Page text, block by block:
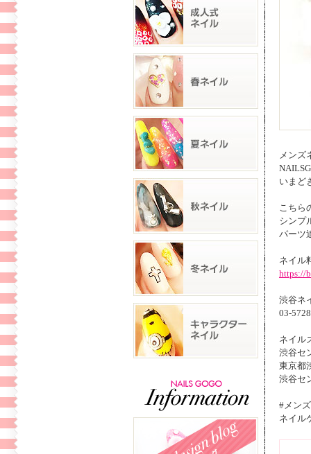
メンズ
いまど
こちら
シンプ
パーツ
ネイル
https://
渋谷ネ
03-
ネイル
渋谷セ
東京都
渋谷セ
#メン
ネイル